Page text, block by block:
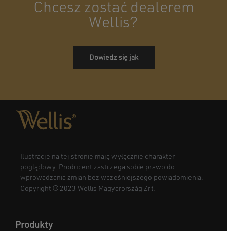
Chcesz zostać dealerem
Wellis?
Dowiedz się jak
Ilustracje na tej stronie mają wyłącznie charakter
poglądowy. Producent zastrzega sobie prawo do
wprowadzania zmian bez wcześniejszego powiadomienia.
Copyright © 2023 Wellis Magyarország Zrt.
Produkty